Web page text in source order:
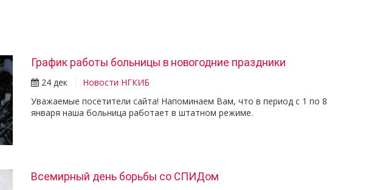
График работы больницы в новогодние праздники
24 дек
Новости НГКИБ
Уважаемые посетители сайта! Напоминаем Вам, что в период с 1 по 8
января наша больница работает в штатном режиме.
Всемирный день борьбы со СПИДом